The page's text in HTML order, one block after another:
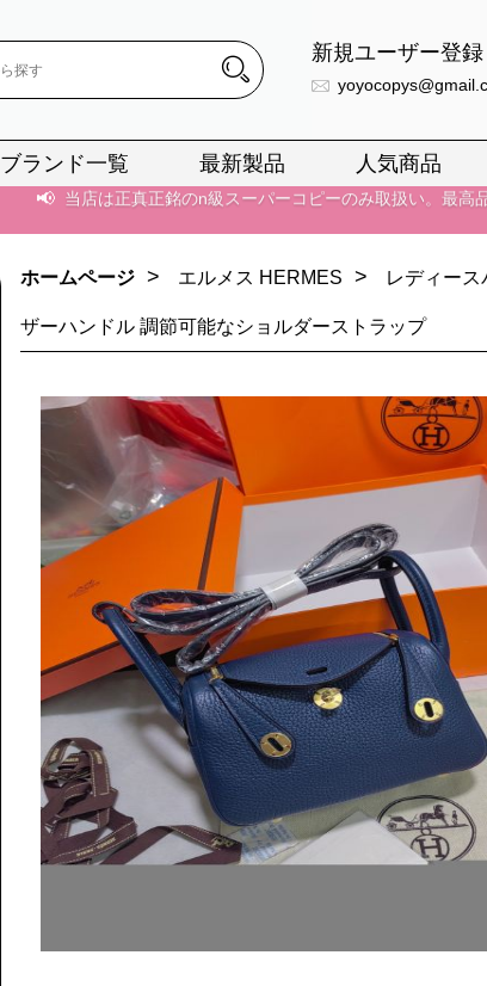
新規ユーザー登録
ブランド一覧 最新製品 人気商品
📢 当店は正真正銘のn級スーパーコピーのみ取扱い。最高
📢 2026春の新作続々更新中！期間中のご注文
📢 2026春の新作続々更新中！期間中のご注文
📢 新作入荷！ルイ・ヴィトンスーパーコピー バッグ最新
ホームページ > エルメス HERMES > レディース
ザーハンドル 調節可能なショルダーストラップ